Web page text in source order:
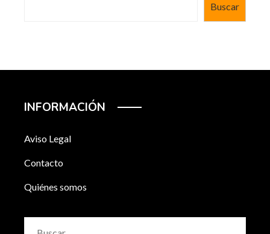
Buscar
INFORMACIÓN
Aviso Legal
Contacto
Quiénes somos